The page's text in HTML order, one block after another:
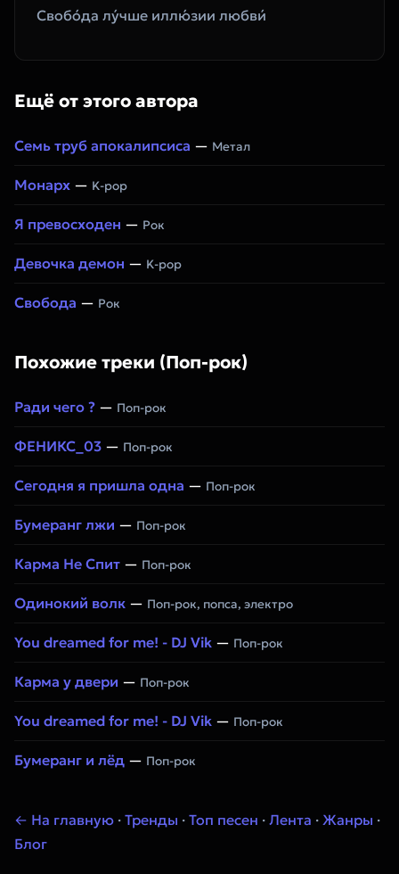
Свобо́да лу́чше иллю́зии любви́
Ещё от этого автора
Семь труб апокалипсиса — Метал
Монарх — K-pop
Я превосходен — Рок
Девочка демон — K-pop
Свобода — Рок
Похожие треки (Поп-рок)
Ради чего ? — Поп-рок
ФЕНИКС_03 — Поп-рок
Сегодня я пришла одна — Поп-рок
Бумеранг лжи — Поп-рок
Карма Не Спит — Поп-рок
Одинокий волк — Поп-рок, попса, электро
You dreamed for me! - DJ Vik — Поп-рок
Карма у двери — Поп-рок
You dreamed for me! - DJ Vik — Поп-рок
Бумеранг и лёд — Поп-рок
← На главную · Тренды · Топ песен · Лента · Жанры ·
Блог